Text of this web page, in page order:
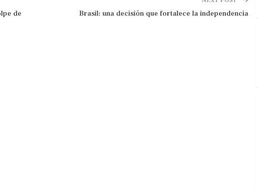
de
Brasil: una decisión que fortalece la independencia